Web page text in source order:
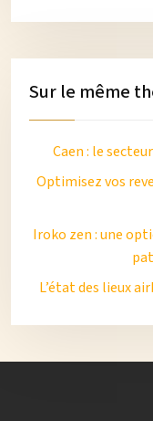
Sur le même
Caen : le
Optimisez vos
Iroko zen : une
L’état des lieux